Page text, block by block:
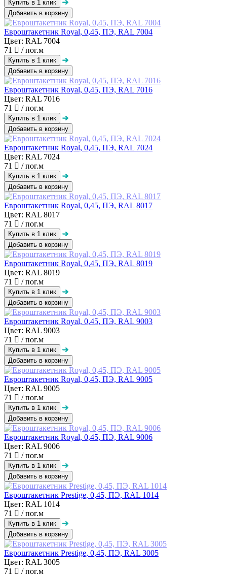
Добавить в корзину
Евроштакетник Royal, 0,45, ПЭ, RAL 7004
Цвет: RAL 7004
71
/ пог.м
Добавить в корзину
Евроштакетник Royal, 0,45, ПЭ, RAL 7016
Цвет: RAL 7016
71
/ пог.м
Добавить в корзину
Евроштакетник Royal, 0,45, ПЭ, RAL 7024
Цвет: RAL 7024
71
/ пог.м
Добавить в корзину
Евроштакетник Royal, 0,45, ПЭ, RAL 8017
Цвет: RAL 8017
71
/ пог.м
Добавить в корзину
Евроштакетник Royal, 0,45, ПЭ, RAL 8019
Цвет: RAL 8019
71
/ пог.м
Добавить в корзину
Евроштакетник Royal, 0,45, ПЭ, RAL 9003
Цвет: RAL 9003
71
/ пог.м
Добавить в корзину
Евроштакетник Royal, 0,45, ПЭ, RAL 9005
Цвет: RAL 9005
71
/ пог.м
Добавить в корзину
Евроштакетник Royal, 0,45, ПЭ, RAL 9006
Цвет: RAL 9006
71
/ пог.м
Добавить в корзину
Евроштакетник Prestige, 0,45, ПЭ, RAL 1014
Цвет: RAL 1014
71
/ пог.м
Добавить в корзину
Евроштакетник Prestige, 0,45, ПЭ, RAL 3005
Цвет: RAL 3005
71
/ пог.м